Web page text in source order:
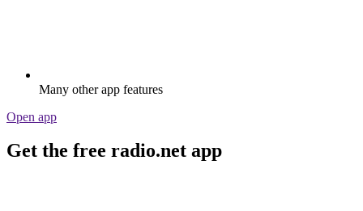
Many other app features
Open app
Get the free radio.net app